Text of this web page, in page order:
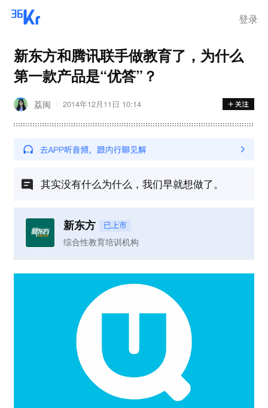
登录
新东方和腾讯联手做教育了，为什么
第一款产品是“优答”？
荔闽 2014年12月11日 10:14
其实没有什么为什么，我们早就想做了。
新东方 已上市
综合性教育培训机构